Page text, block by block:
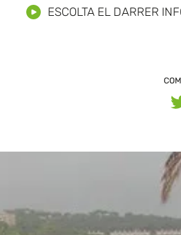
ESCOLTA EL DARRER